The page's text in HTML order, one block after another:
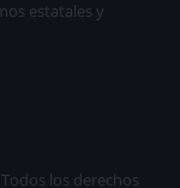
los derechos
estatales y